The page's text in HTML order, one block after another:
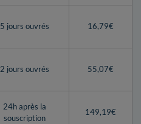
5 jours ouvrés 16,79€
2 jours ouvrés 55,07€
24h après la
souscription
149,19€